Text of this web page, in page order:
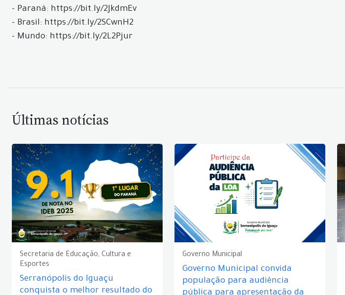
- Paraná: https://bit.ly/2JkdmEv
- Brasil: https://bit.ly/2SCwnH2
- Mundo: https://bit.ly/2L2Pjur
Últimas notícias
Secretaria de Educação, Cultura e
Esportes
Serranópolis do Iguaçu
conquista o melhor resultado do
Governo Municipal
Governo Municipal convida
população para audiência